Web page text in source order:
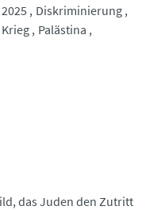
Diskriminierung
Krieg Palästina
das Juden den Zutritt